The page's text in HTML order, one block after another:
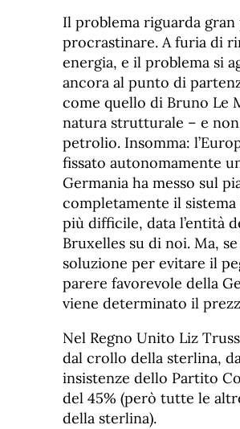
Il problema riguarda
procrastinare. A furia di
energia, e il problema si
ancora al punto di
come quello di Bruno Le
natura strutturale – e
petrolio. Insomma:
fissato autonomamente
Germania ha messo sul
completamente il
più difficile, data l’entità
Bruxelles su di noi. Ma,
soluzione per evitare il
parere favorevole della
viene determinato il
Nel Regno Unito Liz
dal crollo della sterlina,
insistenze dello Partito
del 45% (però tutte le
della sterlina).